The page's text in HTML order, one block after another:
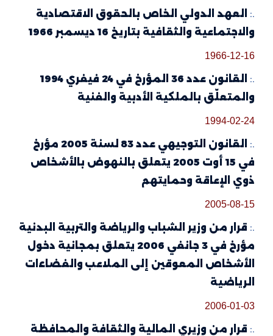
العهد الدولي الخاص بالحقوق الاقتصادية
والاجتماعية والثقافية بتاريخ 16 ديسمبر 1966
1966-12-16
القانون عدد 36 المؤرخ في 24 فيفري 1994
والمتعلّق بالملكية الأدبية والفنية
1994-02-24
القانون التوجيهي عدد 83 لسنة 2005 مؤرخ
في 15 أوت 2005 يتعلق بالنهوض بالأشخاص
ذوي الإعاقة وحمايتهم
2005-08-15
قرار من وزير الشباب والرياضة والتربية البدنية
مؤرخ في 3 جانفي 2006 يتعلق بمجانية دخول
الأشخاص المعوقين إلى الملاعب والفضاءات
الرياضية
2006-01-03
قرار من وزيري المالية والثقافة والمحافظة